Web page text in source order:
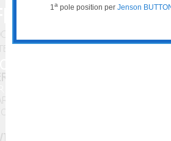
1 apole position per Jenson